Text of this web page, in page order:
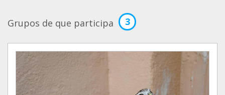
Grupos de que participa 3